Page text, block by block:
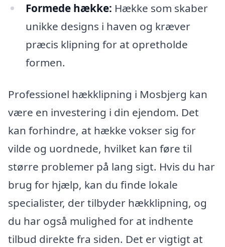
Formede hække: Hække som skaber
unikke designs i haven og kræver
præcis klipning for at opretholde
formen.
Professionel hækklipning i Mosbjerg kan
være en investering i din ejendom. Det
kan forhindre, at hække vokser sig for
vilde og uordnede, hvilket kan føre til
større problemer på lang sigt. Hvis du har
brug for hjælp, kan du finde lokale
specialister, der tilbyder hækklipning, og
du har også mulighed for at indhente
tilbud direkte fra siden. Det er vigtigt at